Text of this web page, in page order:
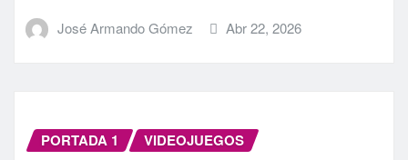
José Armando Gómez Abr 22, 2026
PORTADA 1 VIDEOJUEGOS